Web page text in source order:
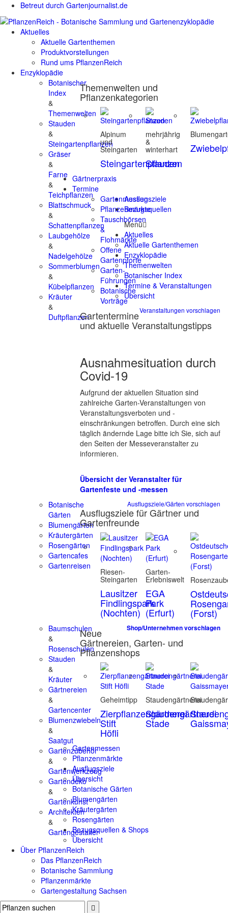
Betreut durch Gartenjournalist.de
Aktuelles
Aktuelle Gartenthemen
Produktvorstellungen
Rund ums PflanzenReich
Enzyklopädie
Botanischer
Index
&
Themenwelten
Stauden
&
Steingartenpflanzen
Gräser
&
Farne
&
Teichpflanzen
Blattschmuck
&
Schattenpflanzen
Laubgehölze
&
Nadelgehölze
Sommerblumen
&
Kübelpflanzen
Kräuter
&
Duftpflanzen
Themenwelten und
Pflanzenkategorien
Alpinum
und
Steingarten
Steingartenpflanzen
mehrjährig
&
winterhart
Stauden
Gärtnerpraxis
Termine
Gartenmessen
Pflanzenmärkte
Tauschbörsen
&
Flohmärkte
Offene
Gartenpforte
Garten-
Führungen
Botanische
Vorträge
Veranstaltungen vorschlagen
Gartentermine
und aktuelle Veranstaltungstipps
Ausnahmesituation durch
Covid-19
Aufgrund der aktuellen Situation sind
zahlreiche Garten-Veranstaltungen von
Veranstaltungsverboten und -
einschränkungen betroffen. Durch eine sich
täglich ändernde Lage bitte ich Sie, sich auf
den Seiten der Messeveranstalter zu
informieren.
Übersicht der Veranstalter für
Gartenfeste und -messen
Ausflugsziele
Botanische
Gärten
Blumengärten
Kräutergärten
Rosengärten
Gartencafes
Gartenreisen
Ausflugsziele/Gärten vorschlagen
Ausflugsziele für Gärtner und
Gartenfreunde
Riesen-
Steingarten
Lausitzer
Findlingspark
(Nochten)
Garten-
Erlebniswelt
EGA
Park
(Erfurt) (Forst)
Bezugsquellen
Baumschulen
&
Rosenschulen
Stauden
&
Kräuter
Gärtnereien
&
Gartencenter
Blumenzwiebeln
&
Saatgut
Gartenzubehör
&
Gartenwerkzeug
Gartendeko
&
Gartenkunst
Architekten
&
Gartengestalter
Shop/Unternehmen vorschlagen
Neue
Gärtnereien, Garten- und
Pflanzenshops
Geheimtipp
Zierpflanzengärtnerei
Stift
Höfli
Staudengärtnerei
Staudengärtnerei
Stade
Menü
Aktuelles
Aktuelle Gartenthemen
Enzyklopädie
Themenwelten
Botanischer Index
Termine & Veranstaltungen
Übersicht
Gartenmessen
Pflanzenmärkte
Ausflugsziele
Übersicht
Botanische Gärten
Blumengärten
Kräutergärten
Rosengärten
Bezugsquellen & Shops
Übersicht
Über PflanzenReich
Das PflanzenReich
Botanische Sammlung
Pflanzenmärkte
Gartengestaltung Sachsen